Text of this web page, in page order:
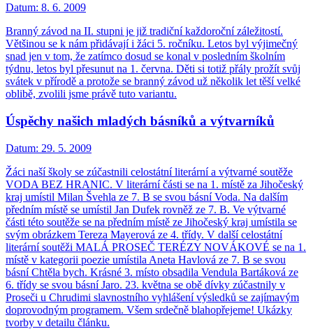
Datum: 8. 6. 2009
Branný závod na II. stupni je již tradiční každoroční záležitostí.
Většinou se k nám přidávají i žáci 5. ročníku. Letos byl výjimečný
snad jen v tom, že zatímco dosud se konal v posledním školním
týdnu, letos byl přesunut na 1. června. Děti si totiž přály prožít svůj
svátek v přírodě a protože se branný závod už několik let těší velké
oblibě, zvolili jsme právě tuto variantu.
Úspěchy našich mladých básníků a výtvarníků
Datum: 29. 5. 2009
Žáci naší školy se zúčastnili celostátní literární a výtvarné soutěže
VODA BEZ HRANIC. V literární části se na 1. místě za Jihočeský
kraj umístil Milan Švehla ze 7. B se svou básní Voda. Na dalším
předním místě se umístil Jan Dufek rovněž ze 7. B. Ve výtvarné
části této soutěže se na předním místě ze Jihočeský kraj umístila se
svým obrázkem Tereza Mayerová ze 4. třídy. V další celostátní
literární soutěži MALÁ PROSEČ TERÉZY NOVÁKOVÉ se na 1.
místě v kategorii poezie umístila Aneta Havlová ze 7. B se svou
básní Chtěla bych. Krásné 3. místo obsadila Vendula Bartáková ze
6. třídy se svou básní Jaro. 23. května se obě dívky zúčastnily v
Proseči u Chrudimi slavnostního vyhlášení výsledků se zajímavým
doprovodným programem. Všem srdečně blahopřejeme! Ukázky
tvorby v detailu článku.